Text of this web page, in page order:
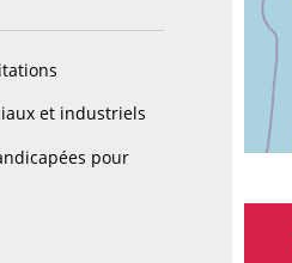
et industriels
pour